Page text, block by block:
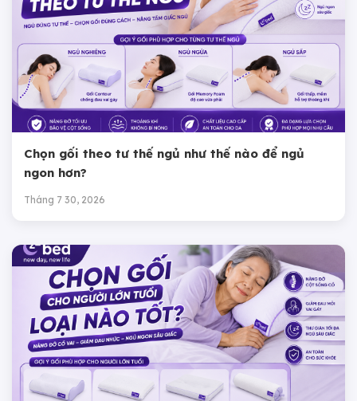
Chọn gối theo tư thế ngủ như thế nào để ngủ
ngon hơn?
Tháng 7 30, 2026